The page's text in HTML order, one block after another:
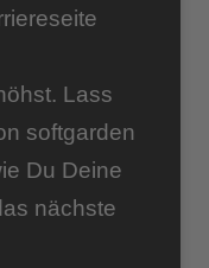
Lass
softgarden
Du Deine
nächste